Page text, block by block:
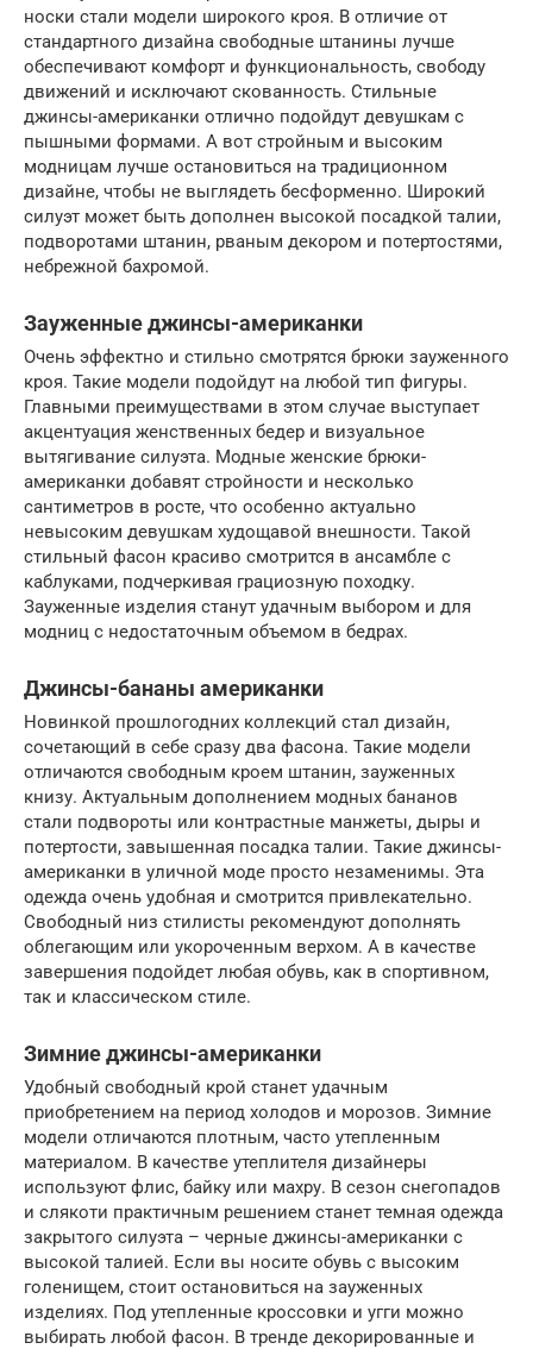
носки стали модели широкого кроя. В отличие от
стандартного дизайна свободные штанины лучше
обеспечивают комфорт и функциональность, свободу
движений и исключают скованность. Стильные
джинсы-американки отлично подойдут девушкам с
пышными формами. А вот стройным и высоким
модницам лучше остановиться на традиционном
дизайне, чтобы не выглядеть бесформенно. Широкий
силуэт может быть дополнен высокой посадкой талии,
подворотами штанин, рваным декором и потертостями,
небрежной бахромой.
Зауженные джинсы-американки
Очень эффектно и стильно смотрятся брюки зауженного
кроя. Такие модели подойдут на любой тип фигуры.
Главными преимуществами в этом случае выступает
акцентуация женственных бедер и визуальное
вытягивание силуэта. Модные женские брюки-
американки добавят стройности и несколько
сантиметров в росте, что особенно актуально
невысоким девушкам худощавой внешности. Такой
стильный фасон красиво смотрится в ансамбле с
каблуками, подчеркивая грациозную походку.
Зауженные изделия станут удачным выбором и для
модниц с недостаточным объемом в бедрах.
Джинсы-бананы американки
Новинкой прошлогодних коллекций стал дизайн,
сочетающий в себе сразу два фасона. Такие модели
отличаются свободным кроем штанин, зауженных
книзу. Актуальным дополнением модных бананов
стали подвороты или контрастные манжеты, дыры и
потертости, завышенная посадка талии. Такие джинсы-
американки в уличной моде просто незаменимы. Эта
одежда очень удобная и смотрится привлекательно.
Свободный низ стилисты рекомендуют дополнять
облегающим или укороченным верхом. А в качестве
завершения подойдет любая обувь, как в спортивном,
так и классическом стиле.
Зимние джинсы-американки
Удобный свободный крой станет удачным
приобретением на период холодов и морозов. Зимние
модели отличаются плотным, часто утепленным
материалом. В качестве утеплителя дизайнеры
используют флис, байку или махру. В сезон снегопадов
и слякоти практичным решением станет темная одежда
закрытого силуэта – черные джинсы-американки с
высокой талией. Если вы носите обувь с высоким
голенищем, стоит остановиться на зауженных
изделиях. Под утепленные кроссовки и угги можно
выбирать любой фасон. В тренде декорированные и